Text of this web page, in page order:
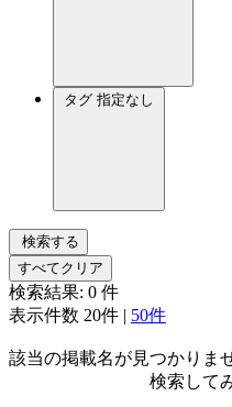
タグ 指定なし
検索する
すべてクリア
検索結果: 0 件
表示件数 20件 | 50件
該当の掲載名が見つかりま
検索して